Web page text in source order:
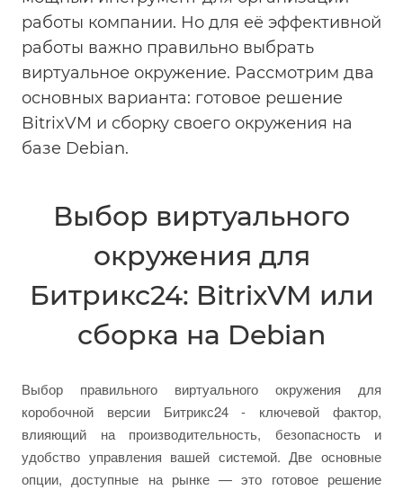
работы компании. Но для её эффективной
работы важно правильно выбрать
виртуальное окружение. Рассмотрим два
основных варианта: готовое решение
BitrixVM и сборку своего окружения на
базе Debian.
Выбор виртуального
окружения для
Битрикс24: BitrixVM или
сборка на Debian
Выбор правильного виртуального окружения для
коробочной версии Битрикс24 - ключевой фактор,
влияющий на производительность, безопасность и
удобство управления вашей системой. Две основные
опции, доступные на рынке — это готовое решение